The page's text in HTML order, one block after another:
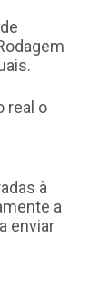
real o
à
a
enviar